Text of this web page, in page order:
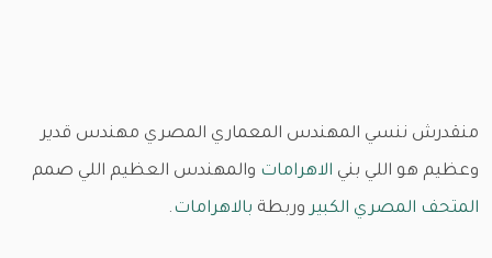
منقدرش ننسي المهندس المعماري المصري مهندس قدير
وعظيم هو اللي بني الاهرامات والمهندس العظيم اللي صمم
المتحف المصري الكبيروربطة بالاهرامات.